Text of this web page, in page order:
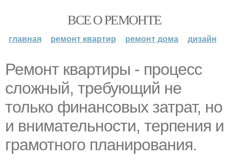
ВСЕ О РЕМОНТЕ
главная ремонт квартир ремонт дома дизайн
Ремонт квартиры - процесс
сложный, требующий не
только финансовых затрат, но
и внимательности, терпения и
грамотного планирования.